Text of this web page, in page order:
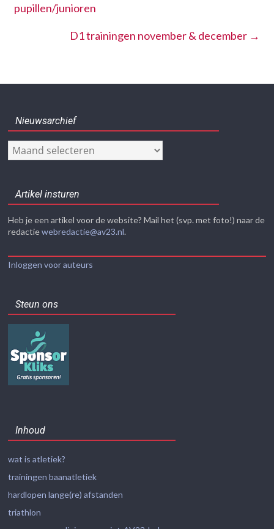
pupillen/junioren
D1 trainingen november & december →
Nieuwsarchief
Nieuwsarchief
Artikel insturen
Heb je een artikel voor de website? Mail het (svp. met foto!) naar de
redactiewebredactie@av23.nl.
Inloggen voor auteurs
Steun ons
Inhoud
wat is atletiek?
trainingen baanatletiek
hardlopen lange(re) afstanden
triathlon